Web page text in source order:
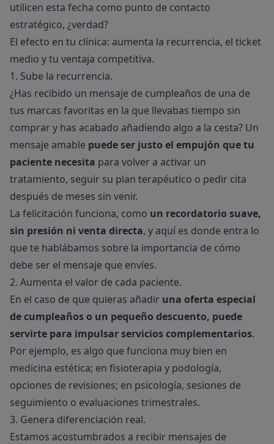
utilicen esta fecha como punto de contacto
estratégico, ¿verdad?
El efecto en tu clínica: aumenta la recurrencia, el ticket
medio y tu ventaja competitiva.
1. Sube la recurrencia.
¿Has recibido un mensaje de cumpleaños de una de
tus marcas favoritas en la que llevabas tiempo sin
comprar y has acabado añadiendo algo a la cesta? Un
mensaje amable puede ser justo el empujón que tu
paciente necesita para volver a activar un
tratamiento, seguir su plan terapéutico o pedir cita
después de meses sin venir.
La felicitación funciona, como un recordatorio suave,
sin presión ni venta directa, y aquí es donde entra lo
que te hablábamos sobre la importancia de cómo
debe ser el mensaje que envíes.
2. Aumenta el valor de cada paciente.
En el caso de que quieras añadir una oferta especial
de cumpleaños o un pequeño descuento, puede
servirte para impulsar servicios complementarios.
Por ejemplo, es algo que funciona muy bien en
medicina estética; en fisioterapia y podología,
opciones de revisiones; en psicología, sesiones de
seguimiento o evaluaciones trimestrales.
3. Genera diferenciación real.
Estamos acostumbrados a recibir mensajes de